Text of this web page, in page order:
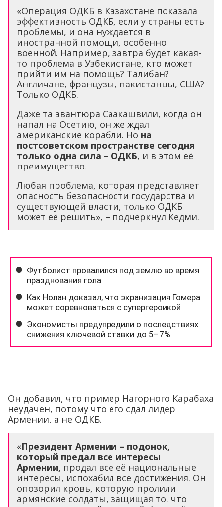
«Операция ОДКБ в Казахстане показала
эффективность ОДКБ, если у страны есть
проблемы, и она нуждается в
иностранной помощи, особенно
военной. Например, завтра будет какая-
то проблема в Узбекистане, кто может
прийти им на помощь? Талибан?
Англичане, французы, пакистанцы, США?
Только ОДКБ.
Даже та авантюра Саакашвили, когда он
напал на Осетию, он же ждал
американские корабли. Но на
постсоветском пространстве сегодня
только одна сила – ОДКБ, и в этом её
преимущество.
Любая проблема, которая представляет
опасность безопасности государства и
существующей власти, только ОДКБ
может её решить», – подчеркнул Кедми.
Он добавил, что пример Нагорного Карабаха
неудачен, потому что его сдал лидер
Армении, а не ОДКБ.
«Президент Армении – подонок,
который предал все интересы
Армении, продал все её национальные
интересы, испохабил все достижения. Он
опозорил кровь, которую пролили
армянские солдаты, защищая то, что